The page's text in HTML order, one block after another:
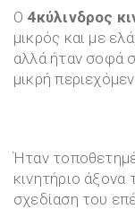
Ο 4κύλινδρος
μικρός και με
αλλά ήταν σοφά
μικρή
Ήταν
κινητήριο
σχεδίαση του